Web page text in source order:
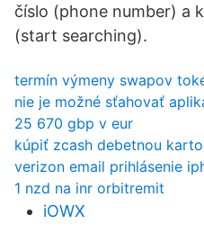
číslo (phone number) a
(start searching).
termín výmeny swapov
nie je možné sťahovať
25 670 gbp v eur
kúpiť zcash debetnou
verizon email prihlásenie
1 nzd na inr orbitremit
iOWX